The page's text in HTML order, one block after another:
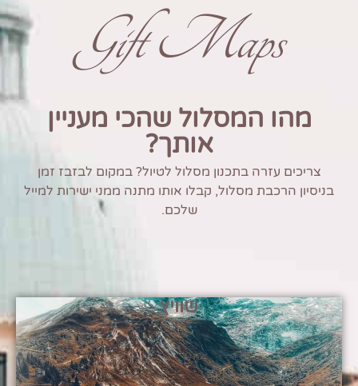
Gift Maps
מהו המסלול שהכי מעניין
אותך?
צריכים עזרה בתכנון מסלול לטיול? במקום לבזבז זמן
בניסיון הרכבת מסלול, קבלו אותו מתנה ממני ישירות למייל
שלכם.
שוויץ